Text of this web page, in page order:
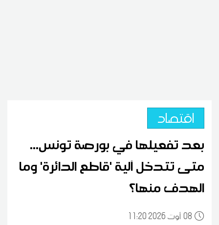
اقتصاد
بعد تفعيلها في بورصة تونس...
متى تتدخل آلية 'قاطع الدائرة' وما
الهدف منها؟
0811:20 2026 أوت